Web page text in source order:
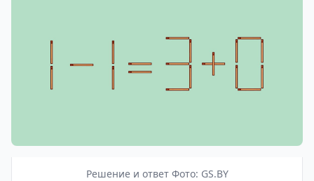
Решение и ответ Фото: GS.BY